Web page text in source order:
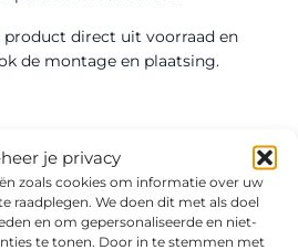
je privacy
zoals cookies om informatie over uw
raadplegen. We doen dit met als doel
en om gepersonaliseerde en niet-
te tonen. Door in te stemmen met
direct uit voorraad en
de montage en plaatsing.